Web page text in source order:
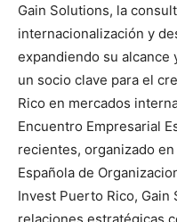
Gain Solutions, la
internacionalización y
expandiendo su alcance
un socio clave para el
Rico en mercados
Encuentro Empresarial
recientes, organizado
Española de
Invest Puerto Rico,